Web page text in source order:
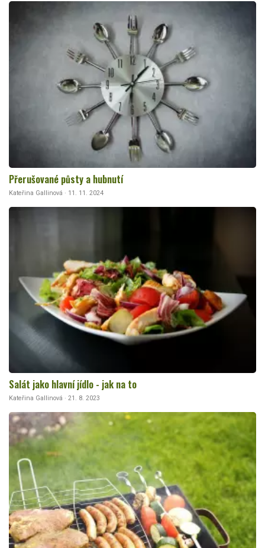
Přerušované půsty a hubnutí
Kateřina Gallinová · 11. 11. 2024
Salát jako hlavní jídlo - jak na to
Kateřina Gallinová · 21. 8. 2023